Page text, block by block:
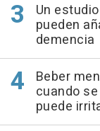
Un
pueden
demencia
Beber
cuando
puede